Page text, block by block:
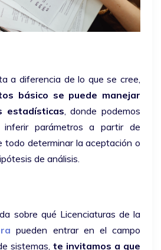
a diferencia de lo que se cree,
básico se puede manejar
estadísticas , donde podemos
inferir parámetros a partir de
todo determinar la aceptación o
de análisis.
sobre qué Licenciaturas de la
pueden entrar en el campo
sistemas, te invitamos a que